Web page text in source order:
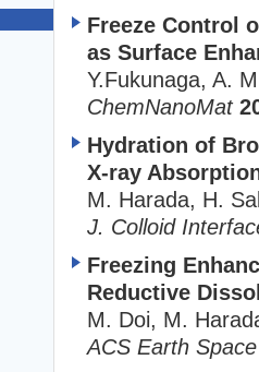
Freeze Control
as Surface
Y.Fukunaga, A.
ChemNanoMat
Hydration of
X-ray
M. Harada, H.
J. Colloid
Freezing
Reductive
M. Doi, M.
ACS Earth